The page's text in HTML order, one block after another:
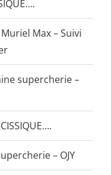
Max – Suivi
supercherie –
– OJY